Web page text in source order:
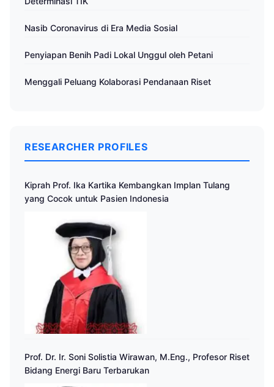
Nasib Coronavirus di Era Media Sosial
Penyiapan Benih Padi Lokal Unggul oleh Petani
Menggali Peluang Kolaborasi Pendanaan Riset
RESEARCHER PROFILES
Kiprah Prof. Ika Kartika Kembangkan Implan Tulang
yang Cocok untuk Pasien Indonesia
Prof. Dr. Ir. Soni Solistia Wirawan, M.Eng., Profesor Riset
Bidang Energi Baru Terbarukan